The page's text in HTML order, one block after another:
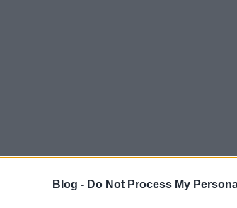
Blog - Do Not Process My